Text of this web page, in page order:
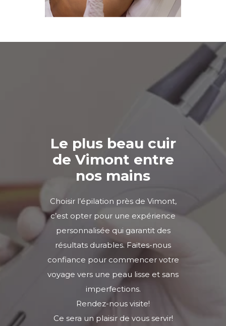
Le plus beau cuir
de Vimont entre
nos mains
Choisir l’épilation près de Vimont,
c’est opter pour une expérience
personnalisée qui garantit des
résultats durables. Faites-nous
confiance pour commencer votre
voyage vers une peau lisse et sans
imperfections.
Rendez-nous visite!
Ce sera un plaisir de vous servir!